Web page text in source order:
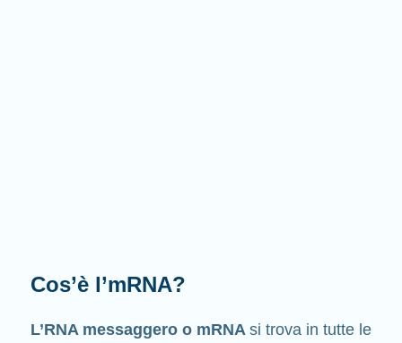
Qual è il suo compito?
Come suggerisce il suo nome, l’mRNA è un